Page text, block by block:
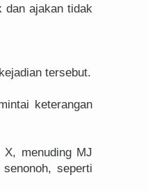
dan ajakan tidak
tersebut.
keterangan
X, menuding MJ
seperti